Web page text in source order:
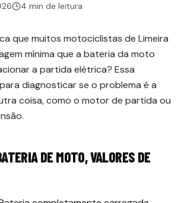
4 min de leitura
que muitos motociclistas de Limeira
mínima que a bateria da moto
a partida elétrica? Essa
diagnosticar se o problema é a
coisa, como o motor de partida ou
DE MOTO, VALORES DE